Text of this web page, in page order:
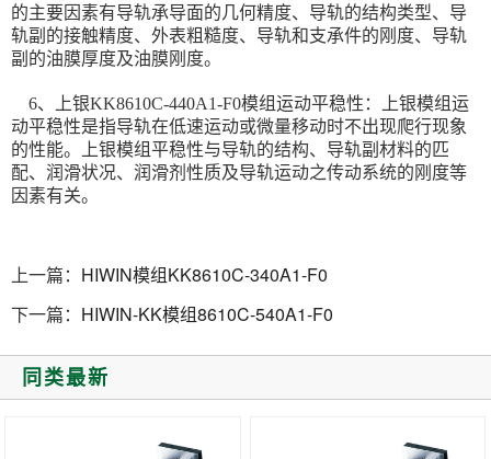
的主要因素有导轨承导面的几何精度、导轨的结构类型、导
轨副的接触精度、外表粗糙度、导轨和支承件的刚度、导轨
副的油膜厚度及油膜刚度。
6、 上银KK8610C-440A1-F0模组运动平稳性：上银模组运
动平稳性是指导轨在低速运动或微量移动时不出现爬行现象
的性能。上银模组平稳性与导轨的结构、导轨副材料的匹
配、润滑状况、润滑剂性质及导轨运动之传动系统的刚度等
因素有关。
上一篇： HIWIN模组KK8610C-340A1-F0
下一篇： HIWIN-KK模组8610C-540A1-F0
同类最新